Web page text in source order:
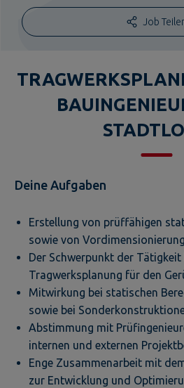
Job
Deine Aufgaben
Erstellung von prüffähigen
sowie von
Der Schwerpunkt der
Tragwerksplanung für den
Mitwirkung bei statischen
sowie bei
Abstimmung mit
internen und externen
Enge Zusammenarbeit mit
zur Entwicklung und